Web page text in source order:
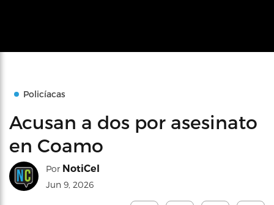
Policíacas
Acusan a dos por asesinato
en Coamo
Por NotiCel
Jun 9, 2026